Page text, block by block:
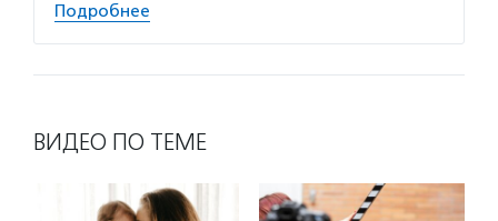
Подробнее
ВИДЕО ПО ТЕМЕ